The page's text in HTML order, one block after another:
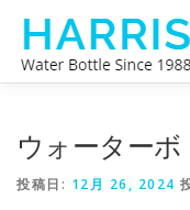
ス
ウォーター
投稿日: 12月 26, 2024